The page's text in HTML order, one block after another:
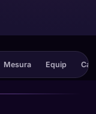
Mesura Equip